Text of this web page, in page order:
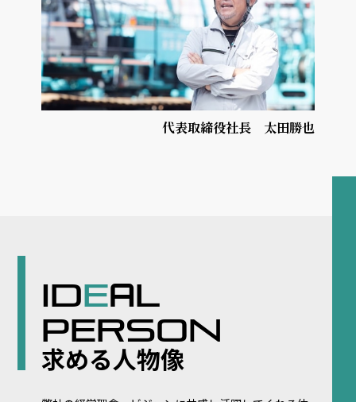
代表取締役社長 太田勝也
IDEAL
PERSON
求める人物像